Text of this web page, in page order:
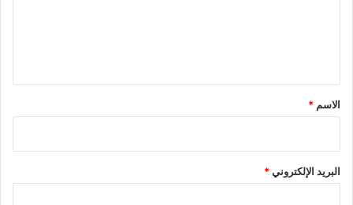
*
الاسم *
البريد الإلكتروني*